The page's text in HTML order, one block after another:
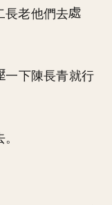
長老他們去
一下陳長青就行